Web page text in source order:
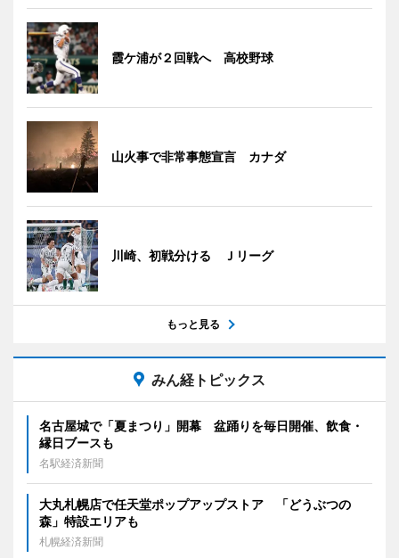
霞ケ浦が２回戦へ 高校野球
山火事で非常事態宣言 カナダ
川崎、初戦分ける Ｊリーグ
もっと見る
みん経トピックス
名古屋城で「夏まつり」開幕 盆踊りを毎日開催、飲食・
縁日ブースも
名駅経済新聞
大丸札幌店で任天堂ポップアップストア 「どうぶつの
森」特設エリアも
札幌経済新聞